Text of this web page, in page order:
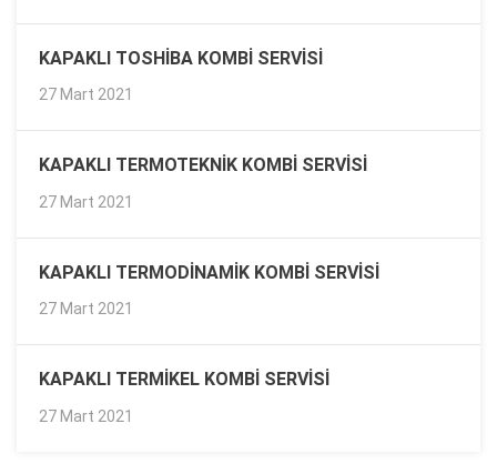
KAPAKLI TOSHIBA KOMBI SERVISI
27 Mart 2021
KAPAKLI TERMOTEKNIK KOMBI SERVISI
27 Mart 2021
KAPAKLI TERMODINAMIK KOMBI SERVISI
27 Mart 2021
KAPAKLI TERMIKEL KOMBI SERVISI
27 Mart 2021